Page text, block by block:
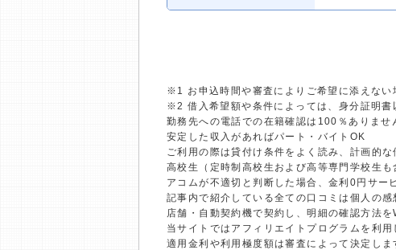
※1 お申込時間や審査によりご希望に添えない
※2 借入希望額や条件によっては、身分証明書
勤務先への電話での在籍確認は100％ありませ
安定した収入があればパート・バイトOK
ご利用の際は貸付け条件をよく読み、計画的
高校生（定時制高校生および高等専門学校生も
アコムが不適切と判断した場合、金利0円サー
記事内で紹介している全ての口コミは個人の
店舗・自動契約機で契約し、明細の確認方法
当サイトではアフィリエイトプログラムを利
適用金利や利用極度額は審査によって決定しま